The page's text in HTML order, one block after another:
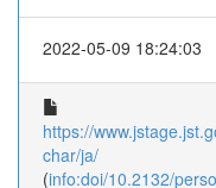
2022-05-09 18:24:03
https://
char/ja/
(info:doi/10.2132/